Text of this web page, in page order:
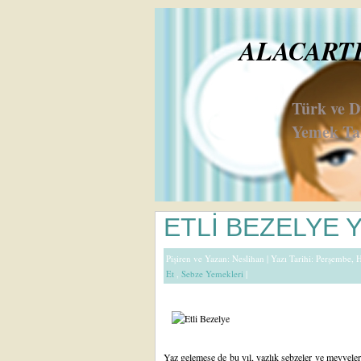
Türk ve
Yemek
ETLİ BEZELYE
Pişiren ve Yazan: Neslihan | Yazı Tarihi: Perşembe,
Et , Sebze Yemekleri |
Yaz gelemese de bu yıl, yazlık sebzeler ve